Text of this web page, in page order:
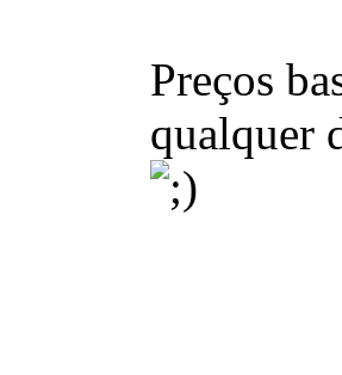
Preços
qualquer